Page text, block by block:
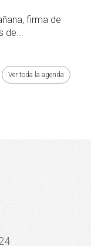
firma de
de...
Ver toda la agenda